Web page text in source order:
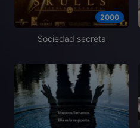
2000
Sociedad secreta